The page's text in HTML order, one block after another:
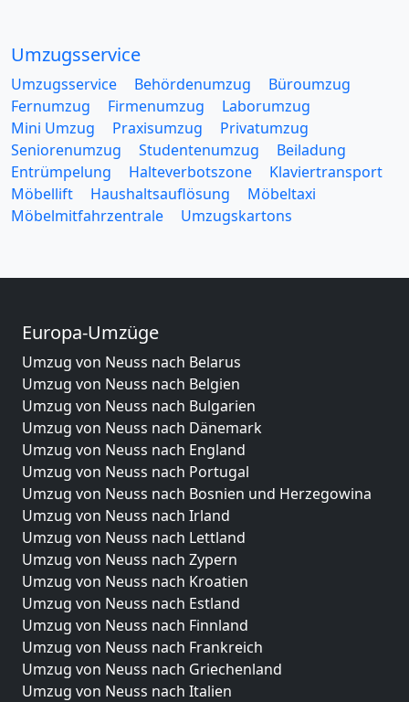
Umzugsservice
Umzugsservice Behördenumzug
Büroumzug
Fernumzug
Firmenumzug
Laborumzug
Mini Umzug
Praxisumzug
Privatumzug
Seniorenumzug
Studentenumzug
Beiladung
Entrümpelung
Halteverbotszone
Klaviertransport
Möbellift
Haushaltsauflösung
Möbeltaxi
Möbelmitfahrzentrale
Umzugskartons
Europa-Umzüge
Umzug von Neuss nach Belarus
Umzug von Neuss nach Belgien
Umzug von Neuss nach Bulgarien
Umzug von Neuss nach Dänemark
Umzug von Neuss nach England
Umzug von Neuss nach Portugal
Umzug von Neuss nach Bosnien und Herzegowina
Umzug von Neuss nach Irland
Umzug von Neuss nach Lettland
Umzug von Neuss nach Zypern
Umzug von Neuss nach Kroatien
Umzug von Neuss nach Estland
Umzug von Neuss nach Finnland
Umzug von Neuss nach Frankreich
Umzug von Neuss nach Griechenland
Umzug von Neuss nach Italien